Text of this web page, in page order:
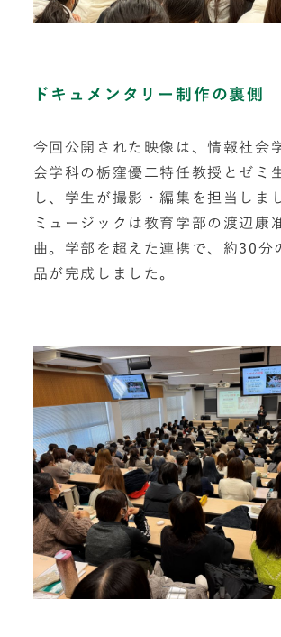
ドキュメンタリー制作の裏側
今回公開された映像は、情報社会
会学科の栃窪優二特任教授とゼミ
し、学生が撮影・編集を担当しま
ミュージックは教育学部の渡辺康
曲。学部を超えた連携で、約30分
品が完成しました。